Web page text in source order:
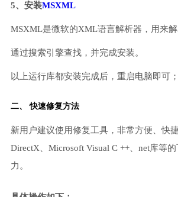
5、安装MSXML
MSXML是微软的XML语言解析器，用来解
通过搜索引擎查找，并完成安装。
以上运行库都安装完成后，重启电脑即可；
二、 快速修复方法
新用户建议使用修复工具，非常方便、快
DirectX、Microsoft Visual C ++、net库等
力。